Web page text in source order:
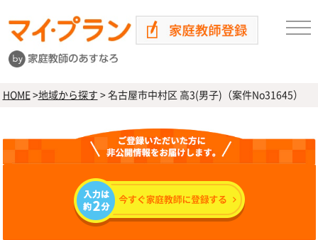
HOME>地域から探す >名古屋市中村区 高3(男子)（案件No31645）